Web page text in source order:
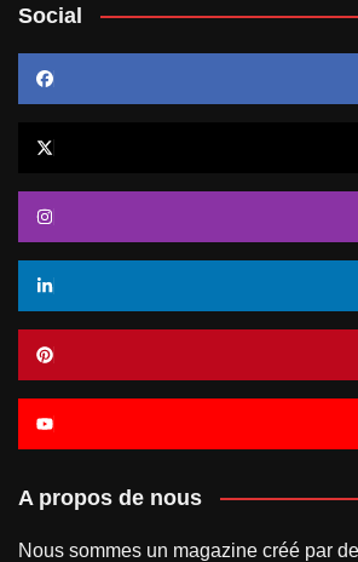
Social
A propos de nous
Nous sommes un magazine créé par